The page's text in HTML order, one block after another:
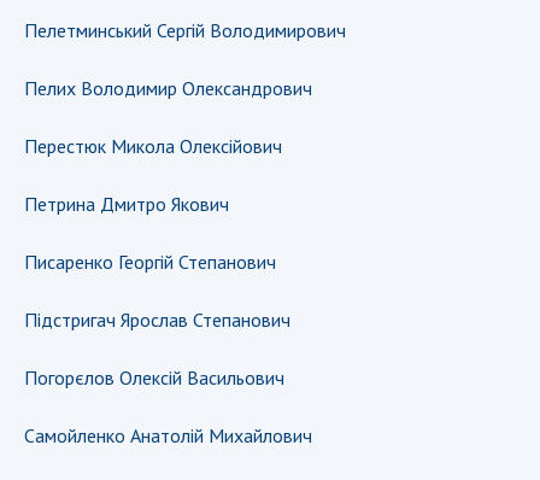
Пелетминський Сергій Володимирович
Пелих Володимир Олександрович
Перестюк Микола Олексійович
Петрина Дмитро Якович
Писаренко Георгій Степанович
Підстригач Ярослав Степанович
Погорєлов Олексій Васильович
Самойленко Анатолій Михайлович